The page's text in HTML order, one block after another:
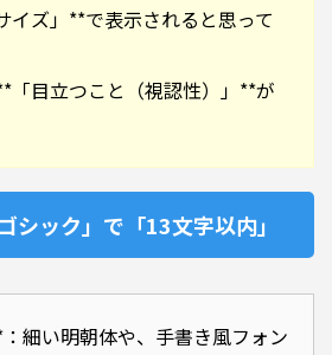
イズ」**で表示されると思って
「目立つこと（視認性）」**が
ック」で「13文字以内」
細い明朝体や、手書き風フォン